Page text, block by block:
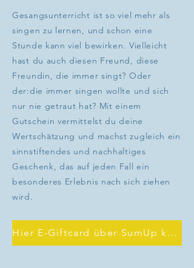
Gesangsunterricht ist so viel mehr als
singen zu lernen, und schon eine
Stunde kann viel bewirken. Vielleicht
hast du auch diesen Freund, diese
Freundin, die immer singt? Oder
der:die immer singen wollte und sich
nur nie getraut hat? Mit einem
Gutschein vermittelst du deine
Wertschätzung und machst zugleich ein
sinnstiftendes und nachhaltiges
Geschenk, das auf jeden Fall ein
besonderes Erlebnis nach sich ziehen
wird.​​​​
Hier E-Giftcard über SumUp kaufen